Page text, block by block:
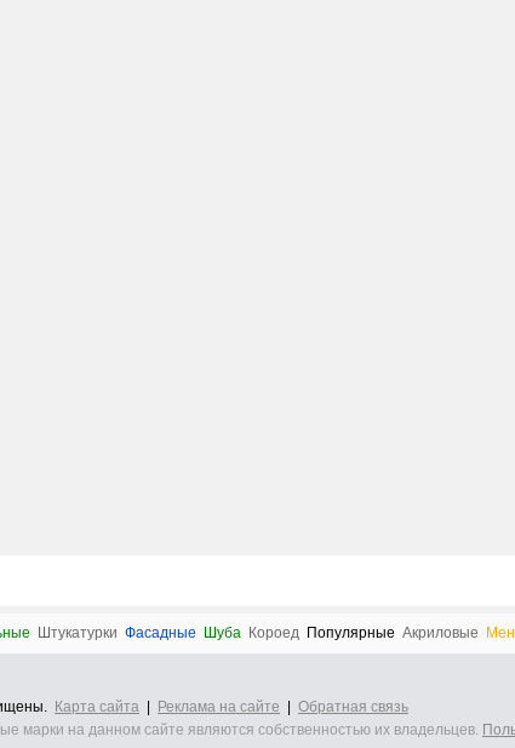
Штукатурки Фасадные Шуба Короед Популярные Акриловые
Карта сайта Реклама на сайте
Обратная связь
марки на данном сайте являются собственностью их владельцев.